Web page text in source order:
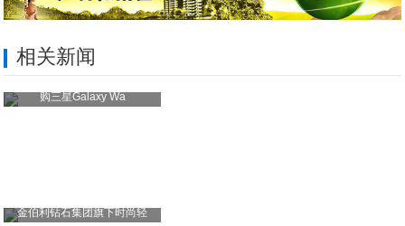
相关新闻
购三星Galaxy Wa
金伯利钻石集团旗下时尚轻